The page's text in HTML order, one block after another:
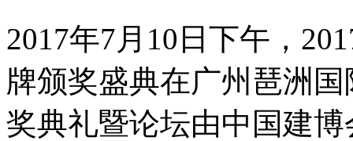
2017年7月10日下午，
牌颁奖盛典在广州琶洲
奖典礼暨论坛由中国建